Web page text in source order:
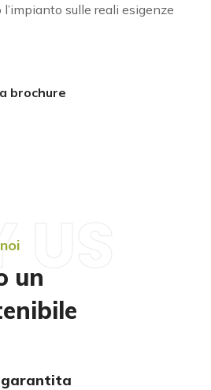
sulle reali esigenze
brochure
un